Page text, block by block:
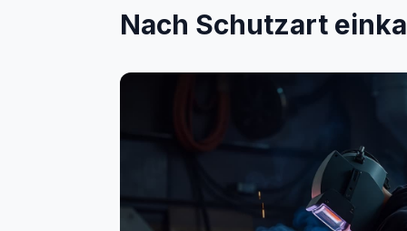
Bauwesen
Nach Schutzart